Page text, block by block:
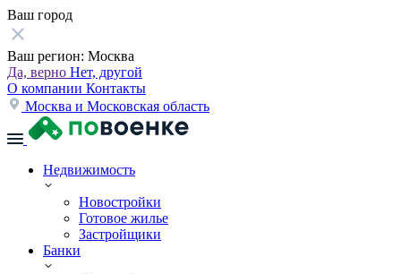
Ваш город
Ваш регион: Москва
Да, верно Нет, другой
О компании Контакты
Москва и Московская область
Недвижимость
Новостройки
Готовое жилье
Застройщики
Банки